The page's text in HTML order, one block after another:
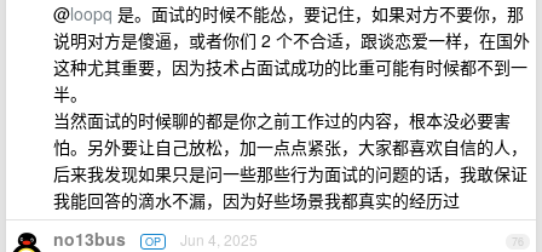
@loopq 是。面试的时候不能怂，要记住，如果对方不要你，那
说明对方是傻逼，或者你们 2 个不合适，跟谈恋爱一样，在国外
这种尤其重要，因为技术占面试成功的比重可能有时候都不到一
半。
当然面试的时候聊的都是你之前工作过的内容，根本没必要害
怕。另外要让自己放松，加一点点紧张，大家都喜欢自信的人，
后来我发现如果只是问一些那些行为面试的问题的话，我敢保证
我能回答的滴水不漏，因为好些场景我都真实的经历过
76
no13bus OP Jun 4, 2025